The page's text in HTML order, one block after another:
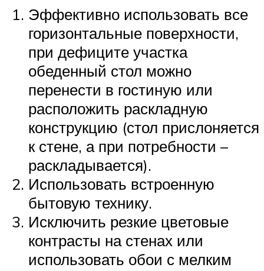
Эффективно использовать все
горизонтальные поверхности,
при дефиците участка
обеденный стол можно
перенести в гостиную или
расположить раскладную
конструкцию (стол прислоняется
к стене, а при потребности –
раскладывается).
Использовать встроенную
бытовую технику.
Исключить резкие цветовые
контрасты на стенах или
использовать обои с мелким